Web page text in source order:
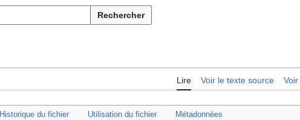
Rechercher
Lire Voir le texte source Voir
Historique du fichier Utilisation du fichier Métadonnées